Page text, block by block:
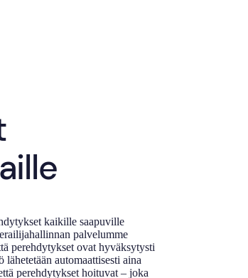
kaikille saapuville
palvelumme
perehdytykset ovat hyväksytysti
automaattisesti aina
perehdytykset hoituvat – joka